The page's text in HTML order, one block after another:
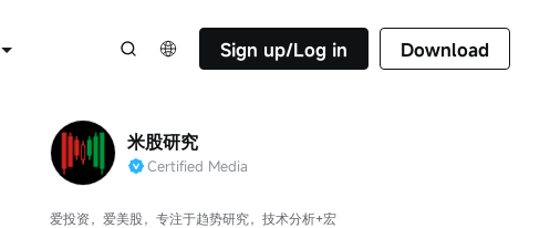
Sign up/Log in Download
米股研究
Certified Media
爱投资，爱美股，专注于趋势研究，技术分析+宏